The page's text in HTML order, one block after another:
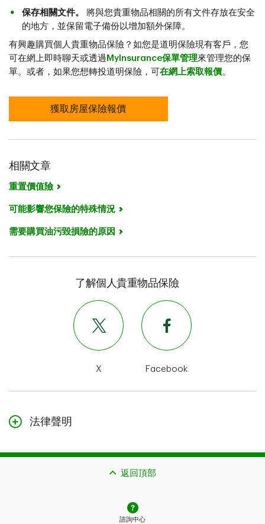
保存相關文件。
將與您貴重物品相關的所有文件存放在安全
的地方，並保留電子備份以增加額外保障。
有興趣購買個人貴重物品保險？如您是道明保險現有客戶，您
可在網上即時聊天或透過 MyInsurance保單管理來管理您的保
單。或者，如果您想轉投道明保險，可 在網上索取報價。
獲取房屋保險報價
相關文章
重置價值險
可能影響您保險的特殊情況
需要購買油污毀損險的原因
了解個人貴重物品保險
X Facebook
法律聲明
的承保可能需要遵守額外的資格條件、限制與例外情況。
如果您提出理賠，潛在賠償也受到理賠可受理性與您所購
如果本頁面的內容與您保單中的措辭存在衝突，應以您保
返回頂部
諮詢中心